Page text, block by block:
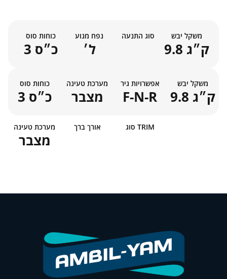
כוחות סוס
3 כ״ס
נפח מנוע
ל׳
סוג התנעה משקל יבש
9.8 ק״ג
כוחות סוס
3 כ״ס
מערכת טעינה
מצבר
אפשרויות גיר
F-N-R
משקל יבש
9.8 ק״ג
מערכת טעינה
מצבר
אורך ברך סוג TRIM